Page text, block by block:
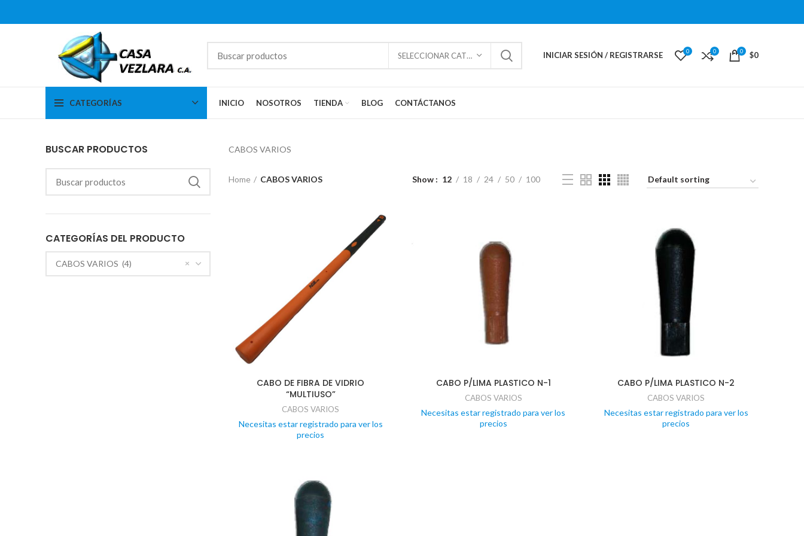
SELECCIONAR CATEGORÍAS INICIAR SESIÓN / REGISTRARSE 0 0 0 $0
CATEGORÍAS INICIO NOSOTROS TIENDA BLOG CONTÁCTANOS
BUSCAR PRODUCTOS
CATEGORÍAS DEL PRODUCTO
×
CABOS VARIOS (4)
CABOS VARIOS
Home CABOS VARIOS Show 12 18 24 50 100
CABO DE FIBRA DE VIDRIO
“MULTIUSO”
CABOS VARIOS
Necesitas estar registrado para ver los
precios
CABO P/LIMA PLASTICO N-1
CABOS VARIOS
Necesitas estar registrado para ver los
precios
CABO P/LIMA PLASTICO N-2
CABOS VARIOS
Necesitas estar registrado para ver los
precios